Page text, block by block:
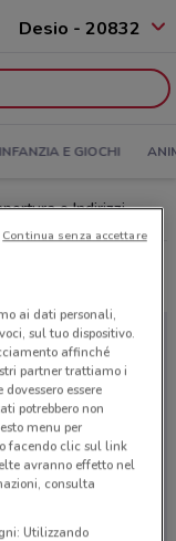
Desio - 20832
INFANZIA E GIOCHI
e Indirizzi
Barber Shop
ai dati personali,
sul tuo dispositivo.
affinché
partner trattiamo i
essere
potrebbero non
menu per
facendo clic sul link
avranno effetto nel
consulta
Utilizzando
Continua senza accettare